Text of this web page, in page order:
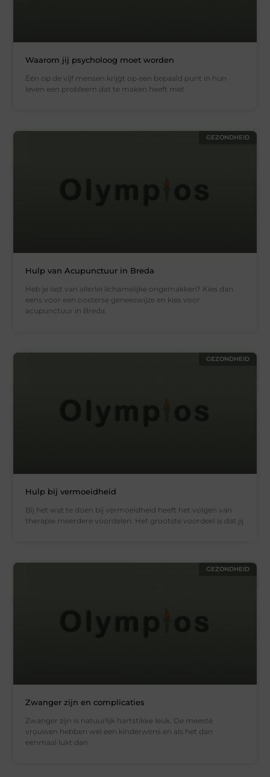
Waarom jij psycholoog moet worden
Één op de vijf mensen krijgt op een bepaald punt in hun
leven een probleem dat te maken heeft met
GEZONDHEID
Hulp van Acupunctuur in Breda
Heb je last van allerlei lichamelijke ongemakken? Kies dan
eens voor een oosterse geneeswijze en kies voor
acupunctuur in Breda.
GEZONDHEID
Hulp bij vermoeidheid
Bij het wat te doen bij vermoeidheid heeft het volgen van
therapie meerdere voordelen. Het grootste voordeel is dat jij
GEZONDHEID
Zwanger zijn en complicaties
Zwanger zijn is natuurlijk hartstikke leuk. De meeste
vrouwen hebben wel een kinderwens en als het dan
eenmaal lukt dan